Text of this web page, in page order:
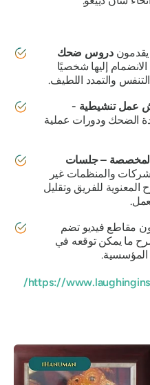
دروس ضحك
إليها شخصيًا
والتمدد اللطيف.
عمل تنشيطية -
الضحك ودورات عملية
– جلسات
والمنظمات غير
للفريق وتقليل
مقاطع فيديو تضم
ما يمكن توقعه في
https://